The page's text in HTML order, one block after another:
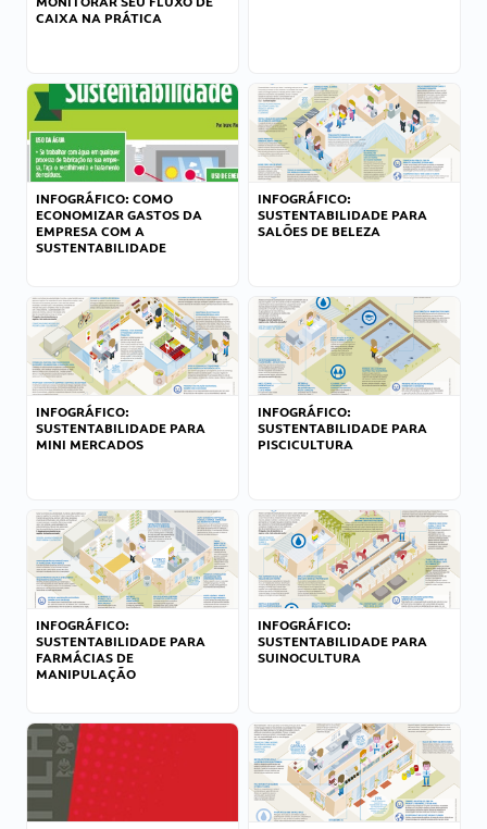
CAIXA NA PRÁTICA
INFOGRÁFICO: COMO
ECONOMIZAR GASTOS DA
EMPRESA COM A
SUSTENTABILIDADE
INFOGRÁFICO:
SUSTENTABILIDADE PARA
SALÕES DE BELEZA
INFOGRÁFICO:
SUSTENTABILIDADE PARA
MINI MERCADOS
INFOGRÁFICO:
SUSTENTABILIDADE PARA
PISCICULTURA
INFOGRÁFICO:
SUSTENTABILIDADE PARA
FARMÁCIAS DE
MANIPULAÇÃO
INFOGRÁFICO:
SUSTENTABILIDADE PARA
SUINOCULTURA